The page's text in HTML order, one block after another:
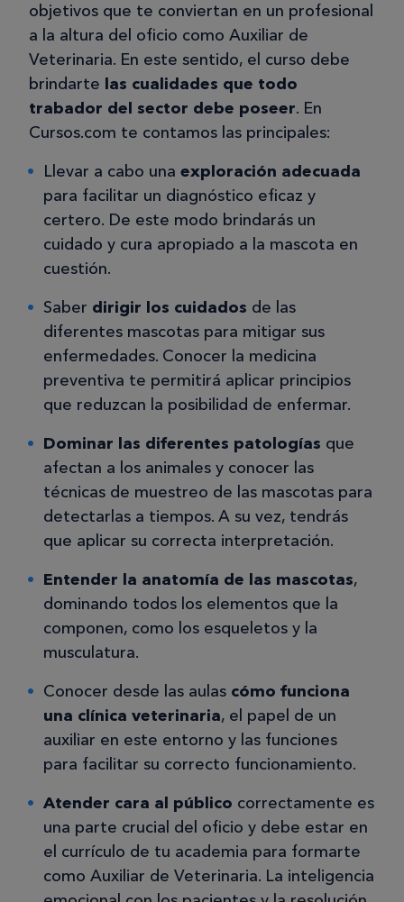
objetivos que te conviertan en un profesional
a la altura del oficio como Auxiliar de
Veterinaria. En este sentido, el curso debe
brindarte las cualidades que todo
trabador del sector debe poseer. En
Cursos.com te contamos las principales:
Llevar a cabo una exploración adecuada
para facilitar un diagnóstico eficaz y
certero. De este modo brindarás un
cuidado y cura apropiado a la mascota en
cuestión.
Saber dirigir los cuidados de las
diferentes mascotas para mitigar sus
enfermedades. Conocer la medicina
preventiva te permitirá aplicar principios
que reduzcan la posibilidad de enfermar.
Dominar las diferentes patologías que
afectan a los animales y conocer las
técnicas de muestreo de las mascotas para
detectarlas a tiempos. A su vez, tendrás
que aplicar su correcta interpretación.
Entender la anatomía de las mascotas,
dominando todos los elementos que la
componen, como los esqueletos y la
musculatura.
Conocer desde las aulas cómo funciona
una clínica veterinaria, el papel de un
auxiliar en este entorno y las funciones
para facilitar su correcto funcionamiento.
Atender cara al público correctamente es
una parte crucial del oficio y debe estar en
el currículo de tu academia para formarte
como Auxiliar de Veterinaria. La inteligencia